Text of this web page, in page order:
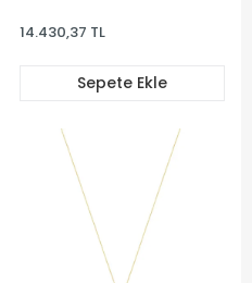
14.430,37 TL
Sepete Ekle